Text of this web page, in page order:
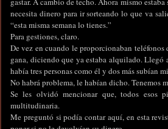
necesita dinero para ir sorteando lo que va
“esta misma semana lo tienes.”
Para gestiones, claro.
De vez en cuando le proporcionaban
gana, diciendo que ya estaba alquilado. Llegó
había tres personas como él y dos más subían
No habrá problema, le habían dicho. Tenemos
Se les olvidó mencionar que, todos esos
multitudinaria.
Me preguntó si podía contar aquí, en esta